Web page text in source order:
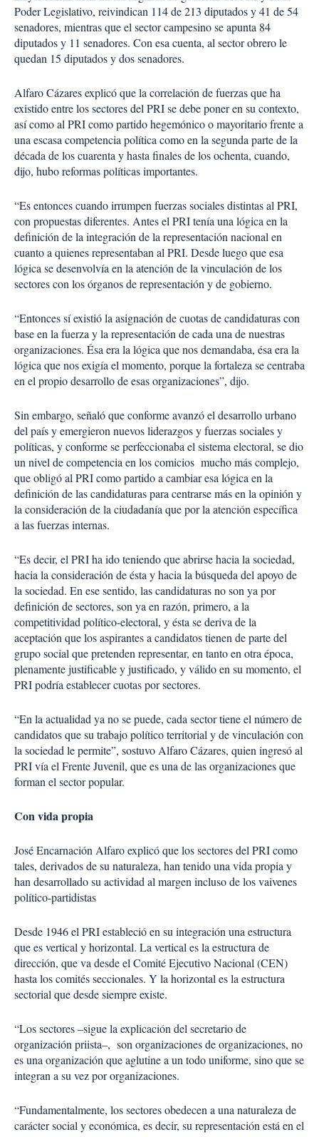
Poder Legislativo, reivindican 114 de 213 diputados y 41 de 54
senadores, mientras que el sector campesino se apunta 84
diputados y 11 senadores. Con esa cuenta, al sector obrero le
quedan 15 diputados y dos senadores.
Alfaro Cázares explicó que la correlación de fuerzas que ha
existido entre los sectores del PRI se debe poner en su contexto,
así como al PRI como partido hegemónico o mayoritario frente a
una escasa competencia política como en la segunda parte de la
década de los cuarenta y hasta finales de los ochenta, cuando,
dijo, hubo reformas políticas importantes.
“Es entonces cuando irrumpen fuerzas sociales distintas al PRI,
con propuestas diferentes. Antes el PRI tenía una lógica en la
definición de la integración de la representación nacional en
cuanto a quienes representaban al PRI. Desde luego que esa
lógica se desenvolvía en la atención de la vinculación de los
sectores con los órganos de representación y de gobierno.
“Entonces sí existió la asignación de cuotas de candidaturas con
base en la fuerza y la representación de cada una de nuestras
organizaciones. Ésa era la lógica que nos demandaba, ésa era la
lógica que nos exigía el momento, porque la fortaleza se centraba
en el propio desarrollo de esas organizaciones”, dijo.
Sin embargo, señaló que conforme avanzó el desarrollo urbano
del país y emergieron nuevos liderazgos y fuerzas sociales y
políticas, y conforme se perfeccionaba el sistema electoral, se dio
un nivel de competencia en los comicios mucho más complejo,
que obligó al PRI como partido a cambiar esa lógica en la
definición de las candidaturas para centrarse más en la opinión y
la consideración de la ciudadanía que por la atención específica
a las fuerzas internas.
“Es decir, el PRI ha ido teniendo que abrirse hacia la sociedad,
hacia la consideración de ésta y hacia la búsqueda del apoyo de
la sociedad. En ese sentido, las candidaturas no son ya por
definición de sectores, son ya en razón, primero, a la
competitividad político-electoral, y ésta se deriva de la
aceptación que los aspirantes a candidatos tienen de parte del
grupo social que pretenden representar, en tanto en otra época,
plenamente justificable y justificado, y válido en su momento, el
PRI podría establecer cuotas por sectores.
“En la actualidad ya no se puede, cada sector tiene el número de
candidatos que su trabajo político territorial y de vinculación con
la sociedad le permite”, sostuvo Alfaro Cázares, quien ingresó al
PRI vía el Frente Juvenil, que es una de las organizaciones que
forman el sector popular.
Con vida propia
José Encarnación Alfaro explicó que los sectores del PRI como
tales, derivados de su naturaleza, han tenido una vida propia y
han desarrollado su actividad al margen incluso de los vaivenes
político-partidistas
Desde 1946 el PRI estableció en su integración una estructura
que es vertical y horizontal. La vertical es la estructura de
dirección, que va desde el Comité Ejecutivo Nacional (CEN)
hasta los comités seccionales. Y la horizontal es la estructura
sectorial que desde siempre existe.
“Los sectores –sigue la explicación del secretario de
organización priista–, son organizaciones de organizaciones, no
es una organización que aglutine a un todo uniforme, sino que se
integran a su vez por organizaciones.
“Fundamentalmente, los sectores obedecen a una naturaleza de
carácter social y económica, es decir, su representación está en el